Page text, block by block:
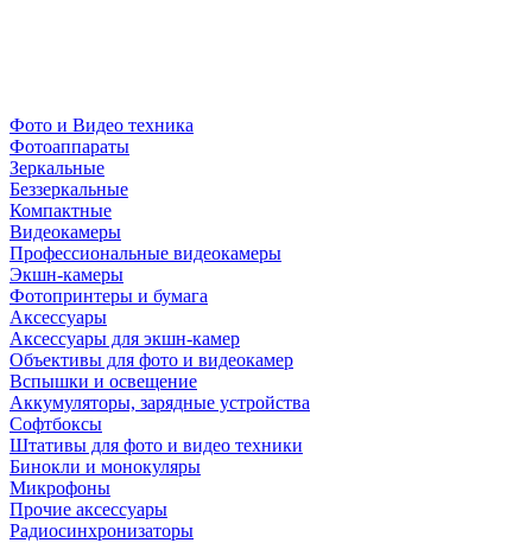
Фото и Видео техника
Фотоаппараты
Зеркальные
Беззеркальные
Компактные
Видеокамеры
Профессиональные видеокамеры
Экшн-камеры
Фотопринтеры и бумага
Аксессуары
Аксессуары для экшн-камер
Объективы для фото и видеокамер
Вспышки и освещение
Аккумуляторы, зарядные устройства
Софтбоксы
Штативы для фото и видео техники
Бинокли и монокуляры
Микрофоны
Прочие аксессуары
Радиосинхронизаторы